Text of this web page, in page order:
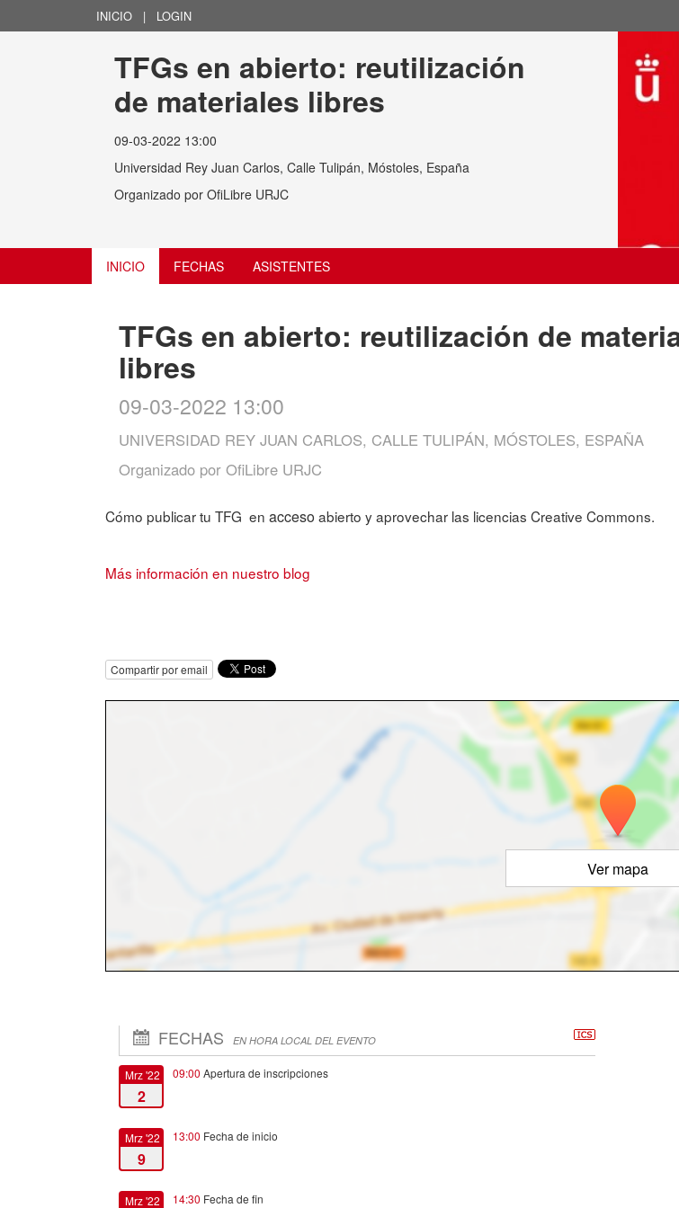
INICIO | LOGIN
TFGs en abierto: reutilización
de materiales libres
09-03-2022 13:00
Universidad Rey Juan Carlos, Calle Tulipán, Móstoles, España
Organizado por OfiLibre URJC
INICIO FECHAS ASISTENTES
TFGs en abierto: reutilización de
libres
09-03-2022 13:00
UNIVERSIDAD REY JUAN CARLOS, CALLE TULIPÁN, MÓSTOLES, ESPAÑA
Organizado por OfiLibre URJC
Cómo publicar tu TFG en accesoabierto y aprovechar las licencias Creative Commons.
Más información en nuestro blog
Compartir por email
Ver mapa
FECHAS EN HORA LOCAL DEL EVENTO
Mrz '22
2
09:00 Apertura de inscripciones
Mrz '22
9
13:00 Fecha de inicio
Mrz '22 14:30 Fecha de fin